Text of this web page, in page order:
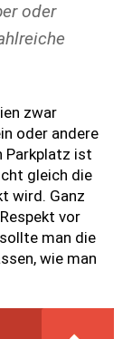
oder
zwar
oder andere
Parkplatz ist
gleich die
wird. Ganz
vor
man die
wie man